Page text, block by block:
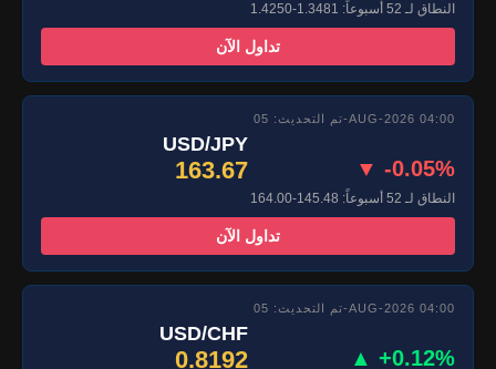
النطاق لـ 52 أسبوعاً: 1.3481-1.4250
تداول الآن
تم التحديث: 05-AUG-2026 04:00
USD/JPY
163.67 ▼ -0.05%
النطاق لـ 52 أسبوعاً: 145.48-164.00
تداول الآن
تم التحديث: 05-AUG-2026 04:00
USD/CHF
0.8192 ▲ +0.12%